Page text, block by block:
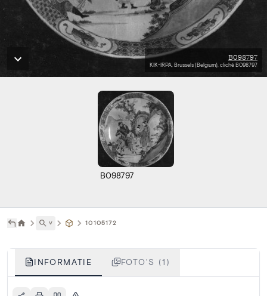
B098797
KIK-IRPA, Brussels (Belgium), cliché B098797
B098797
˅ 10105172
INFORMATIE FOTO'S (1)